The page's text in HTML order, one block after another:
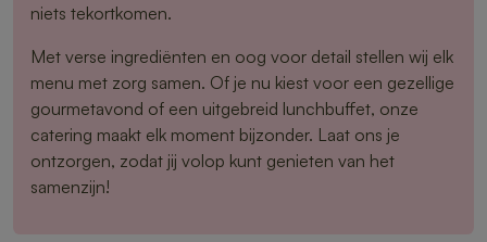
niets tekortkomen.
Met verse ingrediënten en oog voor detail stellen wij elk
menu met zorg samen. Of je nu kiest voor een gezellige
gourmetavond of een uitgebreid lunchbuffet, onze
catering maakt elk moment bijzonder. Laat ons je
ontzorgen, zodat jij volop kunt genieten van het
samenzijn!